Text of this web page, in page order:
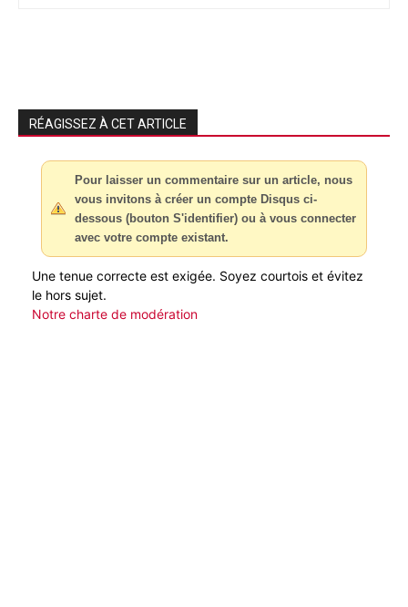
RÉAGISSEZ À CET ARTICLE
Pour laisser un commentaire sur un article, nous
vous invitons à créer un compte Disqus ci-
dessous (bouton S'identifier) ou à vous connecter
avec votre compte existant.
Une tenue correcte est exigée. Soyez courtois et évitez
le hors sujet.
Notre charte de modération